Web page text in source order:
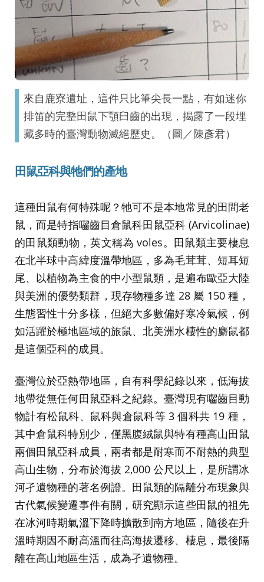
來自鹿寮遺址，這件只比筆尖長一點，有如迷你
排笛的完整田鼠下顎臼齒的出現，揭露了一段埋
藏多時的臺灣動物滅絕歷史。（圖／陳彥君）
田鼠亞科與牠們的產地
這種田鼠有何特殊呢？牠可不是本地常見的田間老
鼠，而是特指囓齒目倉鼠科田鼠亞科 (Arvicolinae)
的田鼠類動物，英文稱為 voles。田鼠類主要棲息
在北半球中高緯度溫帶地區，多為毛茸茸、短耳短
尾、以植物為主食的中小型鼠類，是遍布歐亞大陸
與美洲的優勢類群，現存物種多達 28 屬 150 種，
生態習性十分多樣，但絕大多數偏好寒冷氣候，例
如活躍於極地區域的旅鼠、北美洲水棲性的麝鼠都
是這個亞科的成員。
臺灣位於亞熱帶地區，自有科學紀錄以來，低海拔
地帶從無任何田鼠亞科之紀錄。臺灣現有囓齒目動
物計有松鼠科、鼠科與倉鼠科等 3 個科共 19 種，
其中倉鼠科特別少，僅黑腹絨鼠與特有種高山田鼠
兩個田鼠亞科成員，兩者都是耐寒而不耐熱的典型
高山生物，分布於海拔 2,000 公尺以上，是所謂冰
河孑遺物種的著名例證。田鼠類的隔離分布現象與
古代氣候變遷事件有關，研究顯示這些田鼠的祖先
在冰河時期氣溫下降時擴散到南方地區，隨後在升
溫時期因不耐高溫而往高海拔遷移、棲息，最後隔
離在高山地區生活，成為孑遺物種。